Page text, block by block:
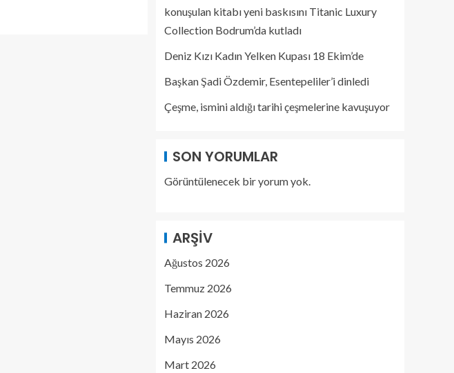
konuşulan kitabı yeni baskısını Titanic Luxury
Collection Bodrum’da kutladı
Deniz Kızı Kadın Yelken Kupası 18 Ekim’de
Başkan Şadi Özdemir, Esentepeliler’i dinledi
Çeşme, ismini aldığı tarihi çeşmelerine kavuşuyor
SON YORUMLAR
Görüntülenecek bir yorum yok.
ARŞIV
Ağustos 2026
Temmuz 2026
Haziran 2026
Mayıs 2026
Mart 2026